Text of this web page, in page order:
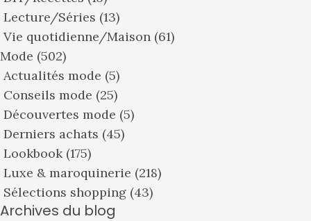
Lecture/Séries (13)
Vie quotidienne/Maison (61)
Mode (502)
Actualités mode (5)
Conseils mode (25)
Découvertes mode (5)
Derniers achats (45)
Lookbook(175)
Luxe & maroquinerie (218)
Sélections shopping (43)
Archives du blog